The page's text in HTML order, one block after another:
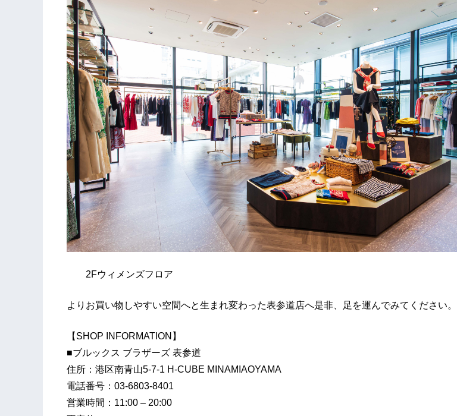
2Fウィメンズフロア
よりお買い物しやすい空間へと生まれ変わった表参道店へ是非、足を運んでみてください。
【SHOP INFORMATION】
■ブルックス ブラザーズ 表参道
住所：港区南青山5-7-1 H-CUBE MINAMIAOYAMA
電話番号：03-6803-8401
営業時間：11:00 – 20:00